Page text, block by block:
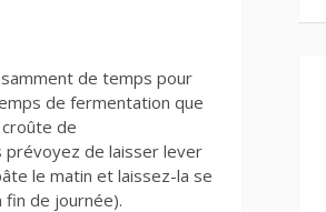
de temps pour
de fermentation que
de
prévoyez de laisser lever
le matin et laissez-la se
de journée).